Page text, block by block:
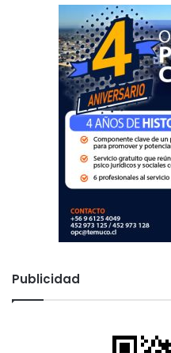
Publicidad